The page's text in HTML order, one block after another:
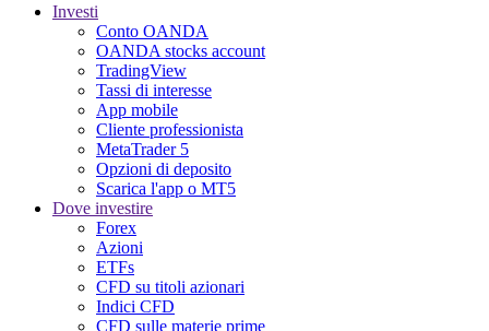
Investi
Conto OANDA
OANDA stocks account
TradingView
Tassi di interesse
App mobile
Cliente professionista
MetaTrader 5
Opzioni di deposito
Scarica l'app o MT5
Dove investire
Forex
Azioni
ETFs
CFD su titoli azionari
Indici CFD
CFD sulle materie prime